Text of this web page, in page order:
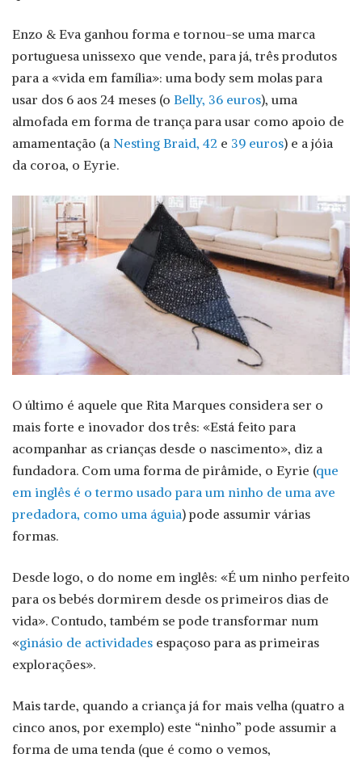
Enzo & Eva ganhou forma e tornou-se uma marca
portuguesa unissexo que vende, para já, três produtos
para a «vida em família»: uma body sem molas para
usar dos 6 aos 24 meses (o Belly, 36 euros), uma
almofada em forma de trança para usar como apoio de
amamentação (a Nesting Braid, 42 e 39 euros) e a jóia
da coroa, o Eyrie.
O último é aquele que Rita Marques considera ser o
mais forte e inovador dos três: «Está feito para
acompanhar as crianças desde o nascimento», diz a
fundadora. Com uma forma de pirâmide, o Eyrie (que
em inglês é o termo usado para um ninho de uma ave
predadora, como uma águia) pode assumir várias
formas.
Desde logo, o do nome em inglês: «É um ninho perfeito
para os bebés dormirem desde os primeiros dias de
vida». Contudo, também se pode transformar num
«ginásio de actividades espaçoso para as primeiras
explorações».
Mais tarde, quando a criança já for mais velha (quatro a
cinco anos, por exemplo) este “ninho” pode assumir a
forma de uma tenda (que é como o vemos,